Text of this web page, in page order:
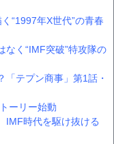
“1997年X世代”の青春
なく“IMF突破”特攻隊の
「テプン商事」第1話・
ーリー始動
IMF時代を駆け抜ける